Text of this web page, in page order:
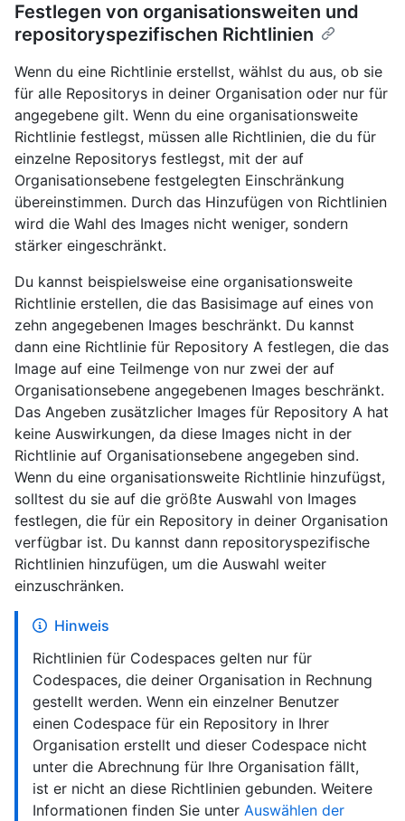
Festlegen von organisationsweiten und
repositoryspezifischen Richtlinien
Wenn du eine Richtlinie erstellst, wählst du aus, ob sie
für alle Repositorys in deiner Organisation oder nur für
angegebene gilt. Wenn du eine organisationsweite
Richtlinie festlegst, müssen alle Richtlinien, die du für
einzelne Repositorys festlegst, mit der auf
Organisationsebene festgelegten Einschränkung
übereinstimmen. Durch das Hinzufügen von Richtlinien
wird die Wahl des Images nicht weniger, sondern
stärker eingeschränkt.
Du kannst beispielsweise eine organisationsweite
Richtlinie erstellen, die das Basisimage auf eines von
zehn angegebenen Images beschränkt. Du kannst
dann eine Richtlinie für Repository A festlegen, die das
Image auf eine Teilmenge von nur zwei der auf
Organisationsebene angegebenen Images beschränkt.
Das Angeben zusätzlicher Images für Repository A hat
keine Auswirkungen, da diese Images nicht in der
Richtlinie auf Organisationsebene angegeben sind.
Wenn du eine organisationsweite Richtlinie hinzufügst,
solltest du sie auf die größte Auswahl von Images
festlegen, die für ein Repository in deiner Organisation
verfügbar ist. Du kannst dann repositoryspezifische
Richtlinien hinzufügen, um die Auswahl weiter
einzuschränken.
Hinweis
Richtlinien für Codespaces gelten nur für
Codespaces, die deiner Organisation in Rechnung
gestellt werden. Wenn ein einzelner Benutzer
einen Codespace für ein Repository in Ihrer
Organisation erstellt und dieser Codespace nicht
unter die Abrechnung für Ihre Organisation fällt,
ist er nicht an diese Richtlinien gebunden. Weitere
Informationen finden Sie unter Auswählen der